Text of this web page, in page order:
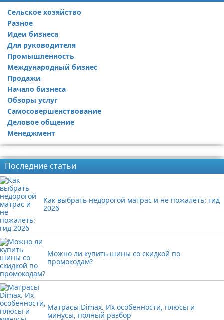
Сельское хозяйство
Разное
Идеи бизнеса
Для руководителя
Промышленность
Международный бизнес
Продажи
Начало бизнеса
Обзоры услуг
Самосовершенствование
Деловое общение
Менеджмент
Последние статьи
Как выбрать недорогой матрас и не пожалеть: гид
2026
Можно ли купить шины со скидкой по
промокодам?
Матрасы Dimax. Их особенности, плюсы и
минусы, полный разбор